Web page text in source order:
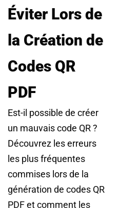
Éviter Lors de
la Création de
Codes QR
PDF
Est-il possible de créer
un mauvais code QR ?
Découvrez les erreurs
les plus fréquentes
commises lors de la
génération de codes QR
PDF et comment les